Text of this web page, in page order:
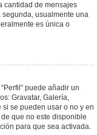
cantidad de mensajes
usualmente una
es única o
puede añadir un
Gravatar, Galería,
se pueden usar o no y en
que no este disponible
para que sea activada.